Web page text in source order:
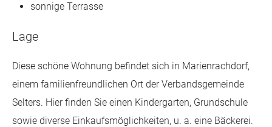
sonnige Terrasse
Lage
Diese schöne Wohnung befindet sich in Marienrachdorf,
einem familienfreundlichen Ort der Verbandsgemeinde
Selters. Hier finden Sie einen Kindergarten, Grundschule
sowie diverse Einkaufsmöglichkeiten, u. a. eine Bäckerei.